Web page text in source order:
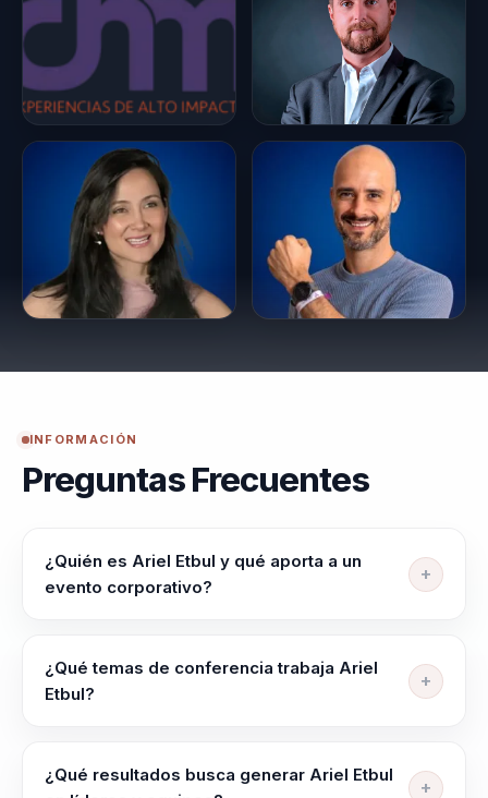
INFORMACIÓN
Preguntas Frecuentes
¿Quién es Ariel Etbul y qué aporta a un
evento corporativo?
aprendizaje e innovacion organizacional a evitar
estancamiento y acelerar adaptacion, creatividad y
¿Qué temas de conferencia trabaja Ariel
Etbul?
Organizacional, Liderazgo Transformacional, Cambio
¿Qué resultados busca generar Ariel Etbul